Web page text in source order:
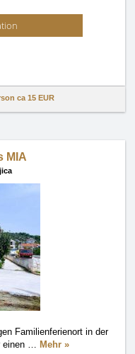
ca 15 EUR
MIA
Familienferienort in der
einen … Mehr »